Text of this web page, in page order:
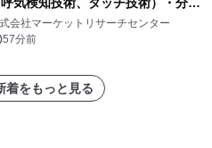
ートを発表
会社マーケットリサーチセンター
57分前
着をもっと見る